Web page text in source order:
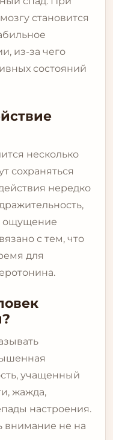
становится
из-за чего
состояний
несколько
сохраняться
нередко
ощущение
с тем, что
для
учащенный
жажда,
настроения.
внимание не на